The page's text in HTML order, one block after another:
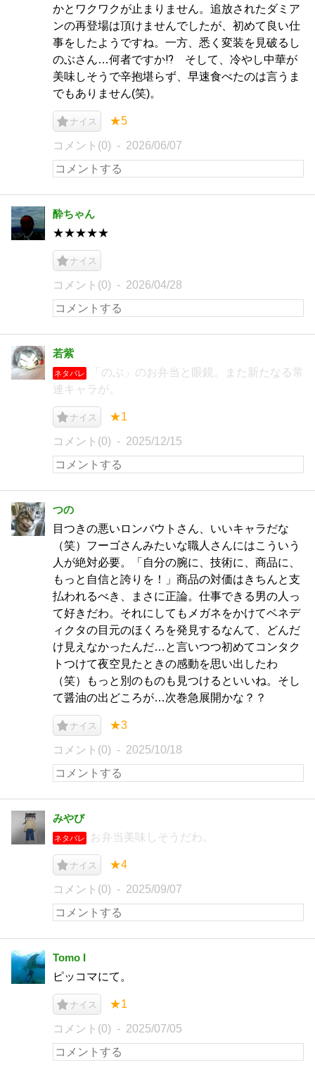
かとワクワクが止まりません。追放されたダミア
ンの再登場は頂けませんでしたが、初めて良い仕
事をしたようですね。一方、悉く変装を見破るし
のぶさん…何者ですか⁉ そして、冷やし中華が
美味しそうで辛抱堪らず、早速食べたのは言うま
でもありません(笑)。
ナイス ★5
コメント(0) 2026/06/07
酔ちゃん
★★★★★
ナイス
コメント(0) 2026/04/28
若紫
ネタバレ
「のぶ」のお弁当と眼鏡。また新たなる常
連キャラが。
ナイス ★1
コメント(0) 2025/12/15
つの
目つきの悪いロンバウトさん、いいキャラだな
（笑）フーゴさんみたいな職人さんにはこういう
人が絶対必要。「自分の腕に、技術に、商品に、
もっと自信と誇りを！」商品の対価はきちんと支
払われるべき、まさに正論。仕事できる男の人っ
て好きだわ。それにしてもメガネをかけてベネデ
ィクタの目元のほくろを発見するなんて、どんだ
け見えなかったんだ…と言いつつ初めてコンタク
トつけて夜空見たときの感動を思い出したわ
（笑）もっと別のものも見つけるといいね。そし
て醤油の出どころが…次巻急展開かな？？
ナイス ★3
コメント(0) 2025/10/18
みやび
ネタバレ お弁当美味しそうだわ。
ナイス ★4
コメント(0) 2025/09/07
Tomo I
ピッコマにて。
ナイス ★1
コメント(0) 2025/07/05